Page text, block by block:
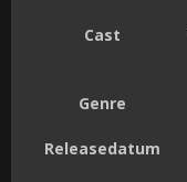
Cast
Genre
Releasedatum